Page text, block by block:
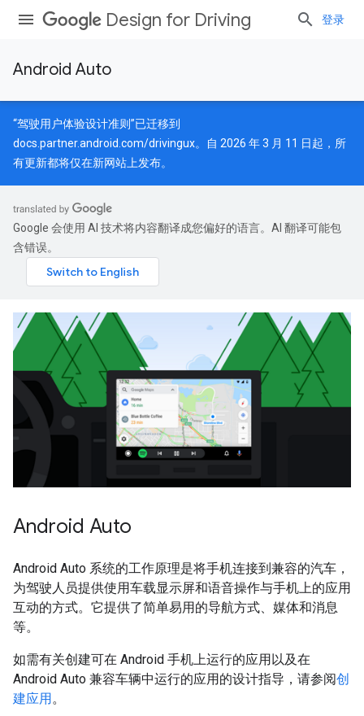
Design for Driving 登录
Android Auto
“驾驶用户体验设计准则”已迁移到
docs.partner.android.com/drivingux。自 2026 年 3 月 11 日起，所
有更新都将仅在新网站上发布。
Google 会使用 AI 技术将内容翻译成您偏好的语言。AI 翻译可能包
含错误。
Android Auto
Android Auto 系统的工作原理是将手机连接到兼容的汽车，
为驾驶人员提供使用车载显示屏和语音操作与手机上的应用
互动的方式。它提供了简单易用的导航方式、媒体和消息
等。
如需有关创建可在 Android 手机上运行的应用以及在
Android Auto 兼容车辆中运行的应用的设计指导，请参阅创
建应用。